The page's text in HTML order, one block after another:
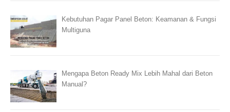
Kebutuhan Pagar Panel Beton: Keamanan & Fungsi
Multiguna
Mengapa Beton Ready Mix Lebih Mahal dari Beton
Manual?